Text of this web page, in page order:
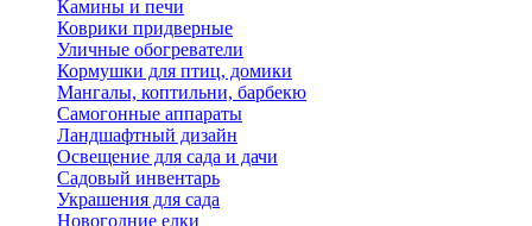
Камины и печи
Коврики придверные
Уличные обогреватели
Кормушки для птиц, домики
Мангалы, коптильни, барбекю
Самогонные аппараты
Ландшафтный дизайн
Освещение для сада и дачи
Садовый инвентарь
Украшения для сада
Новогодние елки